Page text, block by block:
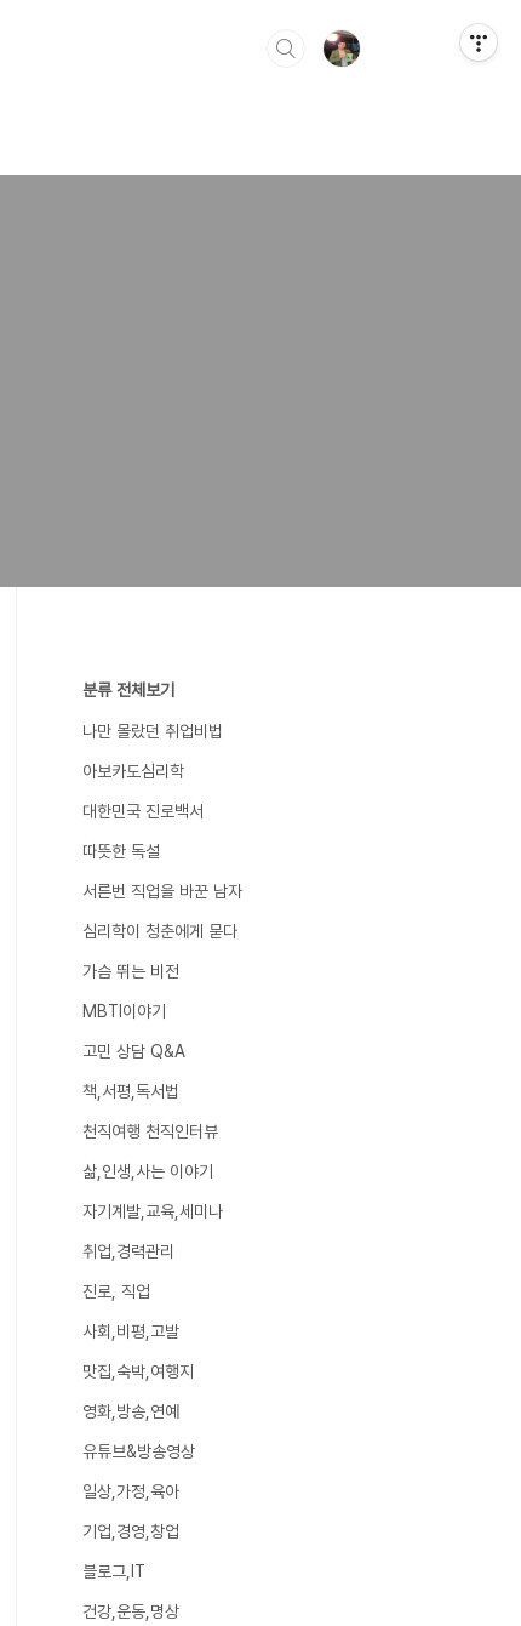
분류 전체보기
나만 몰랐던 취업비법
아보카도심리학
대한민국 진로백서
따뜻한 독설
서른번 직업을 바꾼 남자
심리학이 청춘에게 묻다
가슴 뛰는 비전
MBTI이야기
고민 상담 Q&A
책,서평,독서법
천직여행 천직인터뷰
삶,인생,사는 이야기
자기계발,교육,세미나
취업,경력관리
진로, 직업
사회,비평,고발
맛집,숙박,여행지
영화,방송,연예
유튜브&방송영상
일상,가정,육아
기업,경영,창업
블로그,IT
건강,운동,명상